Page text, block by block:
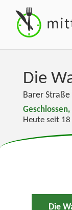
Die
Barer Straße
Geschlossen,
Heute seit
Die